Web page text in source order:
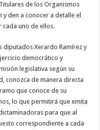
de los Organismos
den a conocer a detalle el
uno de ellos.
Xerardo Ramírez y
democrático y
legislativa según su
conozca de manera directa
que conoce de su
lo que permitirá que emita
para que al
correspondiente a cada